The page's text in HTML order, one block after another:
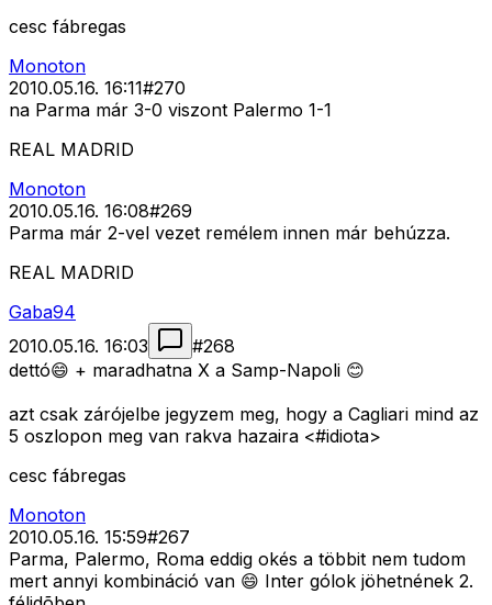
cesc fábregas
Monoton
2010.05.16. 16:11#270
na Parma már 3-0 viszont Palermo 1-1
REAL MADRID
Monoton
2010.05.16. 16:08#269
Parma már 2-vel vezet remélem innen már behúzza.
REAL MADRID
Gaba94
2010.05.16. 16:03
#268
dettó😄 + maradhatna X a Samp-Napoli 😊
azt csak zárójelbe jegyzem meg, hogy a Cagliari mind az
5 oszlopon meg van rakva hazaira <#idiota>
cesc fábregas
Monoton
2010.05.16. 15:59#267
Parma, Palermo, Roma eddig okés a többit nem tudom
mert annyi kombináció van 😄 Inter gólok jöhetnének 2.